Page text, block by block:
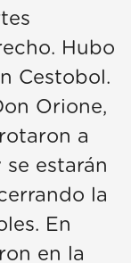
Hubo
Cestobol.
Orione,
a
estarán
la
En
en la